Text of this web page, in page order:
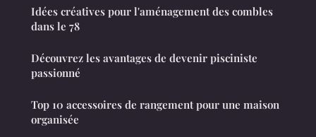
Idées créatives pour l'aménagement des combles
dans le 78
Découvrez les avantages de devenir pisciniste
passionné
Top 10 accessoires de rangement pour une maison
organisée